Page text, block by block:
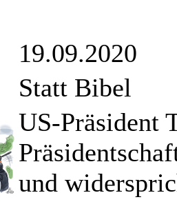
19.09.2020
Statt Bibel
US-Präsident
und